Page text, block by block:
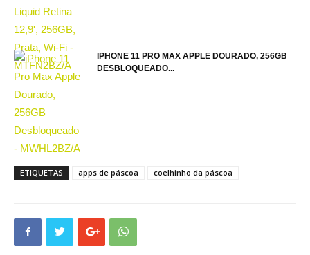
IPHONE 11 PRO MAX APPLE DOURADO, 256GB
DESBLOQUEADO...
ETIQUETAS apps de páscoa coelhinho da páscoa